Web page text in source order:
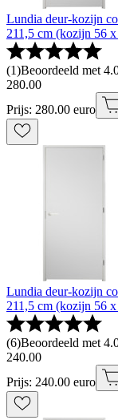
Lundia deur-kozijn
211,5 cm (kozijn 56
(1)Beoordeeld met
280.00
Prijs: 280.00 euro
Lundia deur-kozijn
211,5 cm (kozijn 56
(6)Beoordeeld met
240.00
Prijs: 240.00 euro